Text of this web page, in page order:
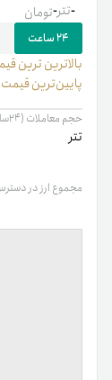
-تومان -تتر
۲۴ ساعت
بالاترین ‌ترین
پایین‌ترین قیمت
حجم معاملات (۲۴ساعته)
تتر
مجموع ارز در